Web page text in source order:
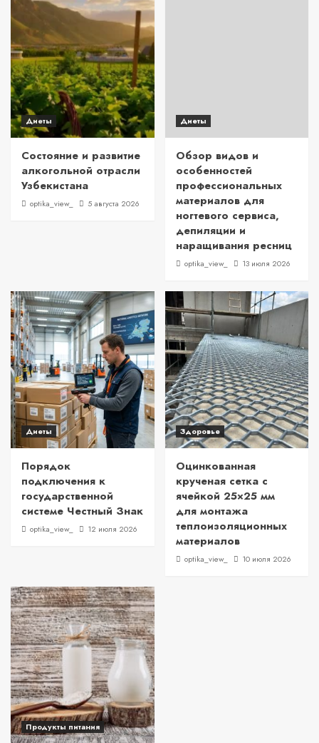
Диеты
Состояние и развитие
алкогольной отрасли
Узбекистана
optika_view_ 5 августа 2026
Диеты
Обзор видов и
особенностей
профессиональных
материалов для
ногтевого сервиса,
депиляции и
наращивания ресниц
optika_view_ 13 июля 2026
Диеты
Порядок
подключения к
государственной
системе Честный Знак
optika_view_ 12 июля 2026
Здоровье
Оцинкованная
крученая сетка с
ячейкой 25×25 мм
для монтажа
теплоизоляционных
материалов
optika_view_ 10 июля 2026
Продукты питания